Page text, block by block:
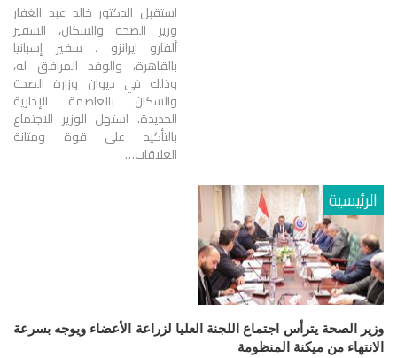
استقبل الدكتور خالد عبد الغفار
وزير الصحة والسكان، السفير
ألفارو ايرانزو ، سفير إسبانيا
بالقاهرة، والوفد المرافق له،
وذلك في ديوان وزارة الصحة
والسكان بالعاصمة الإدارية
الجديدة. استهل الوزير الاجتماع
بالتأكيد على قوة ومتانة
العلاقات…
الرئيسية
وزير الصحة يترأس اجتماع اللجنة العليا لزراعة الأعضاء ويوجه بسرعة
الانتهاء من ميكنة المنظومة